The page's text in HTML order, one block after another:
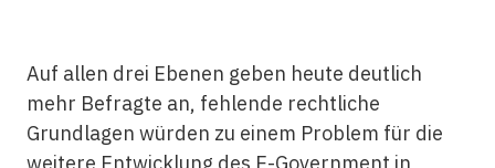
Auf allen drei Ebenen geben heute deutlich
mehr Befragte an, fehlende rechtliche
Grundlagen würden zu einem Problem für die